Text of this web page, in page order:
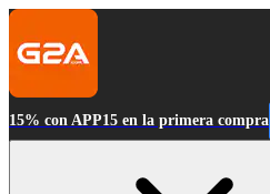
15% con APP15 en la primera compra